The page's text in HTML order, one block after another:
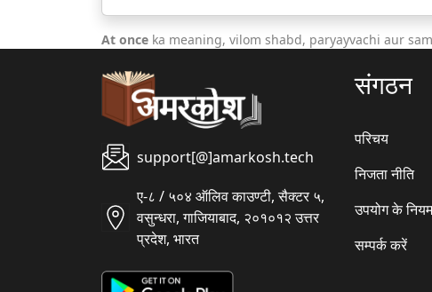
At once ka meaning, vilom shabd, paryayvachi aur
support[@]amarkosh.tech
ए-८ / ५०४ ऑलिव काउण्टी, सैक्टर ५,
वसुन्धरा, गाजियाबाद, २०१०१२ उत्तर
प्रदेश, भारत
संगठन
परिचय
निजता नीति
उपयोग के नियम
सम्पर्क करें